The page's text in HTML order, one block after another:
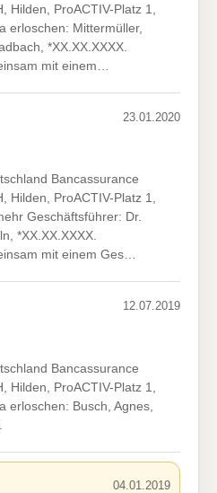
Hilden, ProACTIV-Platz 1,
erloschen: Mittermüller,
*XX.XX.XXXX.
mit einem…
23.01.2020
Bancassurance
Hilden, ProACTIV-Platz 1,
Geschäftsführer: Dr.
*XX.XX.XXXX.
mit einem Ges…
12.07.2019
Bancassurance
Hilden, ProACTIV-Platz 1,
erloschen: Busch, Agnes,
04.01.2019